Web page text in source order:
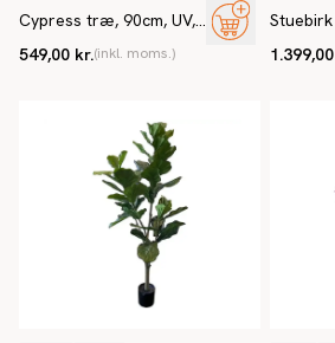
Cypress træ, 90cm, UV,
549,00 kr.(inkl. moms.)